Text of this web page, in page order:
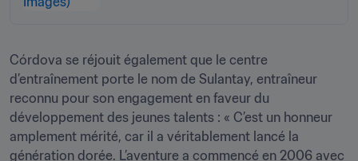
Córdova se réjouit également que le centre
d’entraînement porte le nom de Sulantay, entraîneur
reconnu pour son engagement en faveur du
développement des jeunes talents : « C’est un honneur
amplement mérité, car il a véritablement lancé la
génération dorée. L’aventure a commencé en 2006 avec